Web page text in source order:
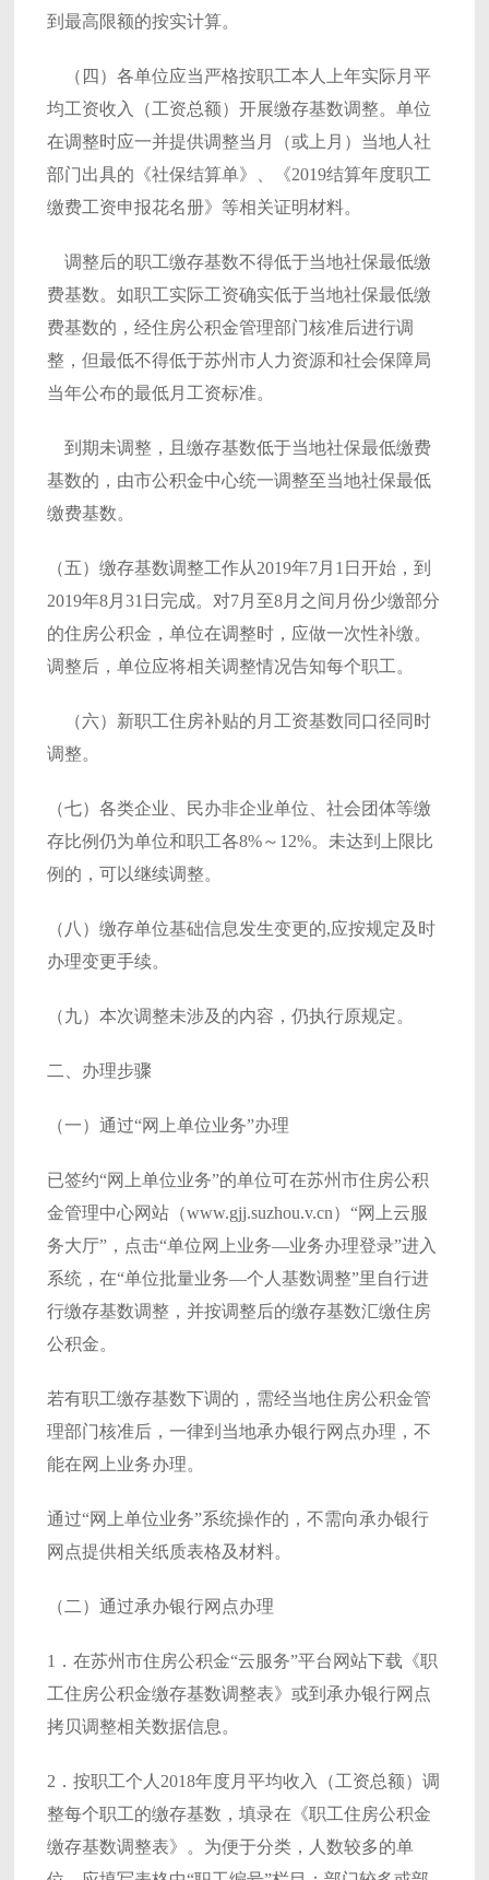
到最高限额的按实计算。
（四）各单位应当严格按职工本人上年实际月平
均工资收入（工资总额）开展缴存基数调整。单位
在调整时应一并提供调整当月（或上月）当地人社
部门出具的《社保结算单》、《2019结算年度职工
缴费工资申报花名册》等相关证明材料。
调整后的职工缴存基数不得低于当地社保最低缴
费基数。如职工实际工资确实低于当地社保最低缴
费基数的，经住房公积金管理部门核准后进行调
整，但最低不得低于苏州市人力资源和社会保障局
当年公布的最低月工资标准。
到期未调整，且缴存基数低于当地社保最低缴费
基数的，由市公积金中心统一调整至当地社保最低
缴费基数。
（五）缴存基数调整工作从2019年7月1日开始，到
2019年8月31日完成。对7月至8月之间月份少缴部分
的住房公积金，单位在调整时，应做一次性补缴。
调整后，单位应将相关调整情况告知每个职工。
（六）新职工住房补贴的月工资基数同口径同时
调整。
（七）各类企业、民办非企业单位、社会团体等缴
存比例仍为单位和职工各8%～12%。未达到上限比
例的，可以继续调整。
（八）缴存单位基础信息发生变更的,应按规定及时
办理变更手续。
（九）本次调整未涉及的内容，仍执行原规定。
二、办理步骤
（一）通过“网上单位业务”办理
已签约“网上单位业务”的单位可在苏州市住房公积
金管理中心网站（www.gjj.suzhou.v.cn）“网上云服
务大厅”，点击“单位网上业务—业务办理登录”进入
系统，在“单位批量业务—个人基数调整”里自行进
行缴存基数调整，并按调整后的缴存基数汇缴住房
公积金。
若有职工缴存基数下调的，需经当地住房公积金管
理部门核准后，一律到当地承办银行网点办理，不
能在网上业务办理。
通过“网上单位业务”系统操作的，不需向承办银行
网点提供相关纸质表格及材料。
（二）通过承办银行网点办理
1．在苏州市住房公积金“云服务”平台网站下载《职
工住房公积金缴存基数调整表》或到承办银行网点
拷贝调整相关数据信息。
2．按职工个人2018年度月平均收入（工资总额）调
整每个职工的缴存基数，填录在《职工住房公积金
缴存基数调整表》。为便于分类，人数较多的单